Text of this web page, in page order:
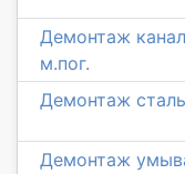
Демонтаж
м.пог.
Демонтаж
Демонтаж